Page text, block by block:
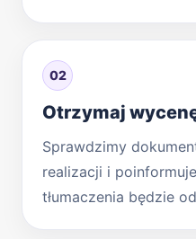
02
Otrzymaj
Sprawdzimy
realizacji i
tłumaczenia będzie